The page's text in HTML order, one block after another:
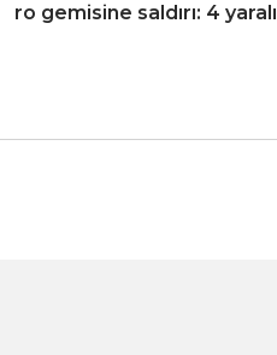
ro gemisine saldırı: 4 yaralı